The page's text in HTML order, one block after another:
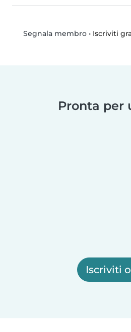
Segnala membro• Iscriviti
Pronta per
Iscriviti